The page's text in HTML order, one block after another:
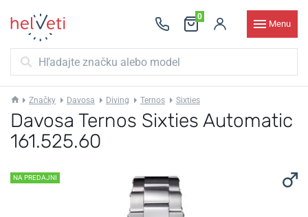
0
Menu
Značky Davosa Diving Ternos Sixties
Davosa Ternos Sixties Automatic
161.525.60
NA PREDAJNI